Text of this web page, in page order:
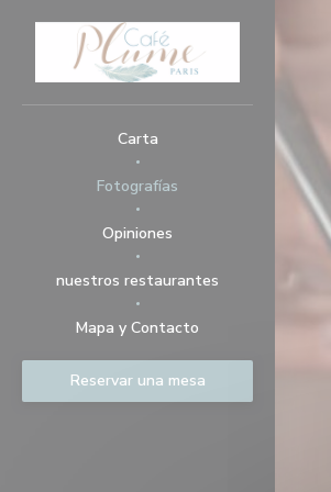
Carta
Fotografías
Opiniones
nuestros restaurantes
Mapa y Contacto
Reservar una mesa